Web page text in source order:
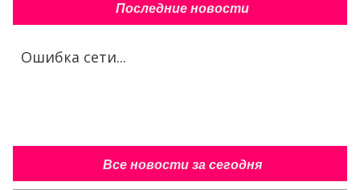
Последние новости
Ошибка сети...
Все новости за сегодня